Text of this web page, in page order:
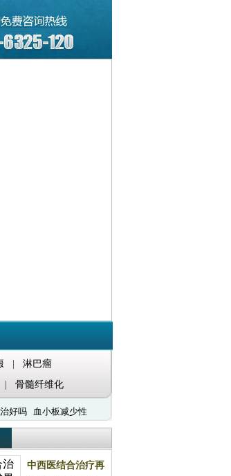
淋巴瘤
骨髓纤维化
好吗 血小板减少性
中西医结合治疗再